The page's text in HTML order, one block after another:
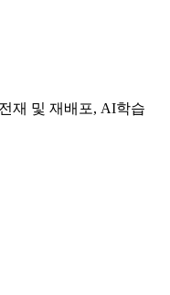
재 및 재배포, AI학습